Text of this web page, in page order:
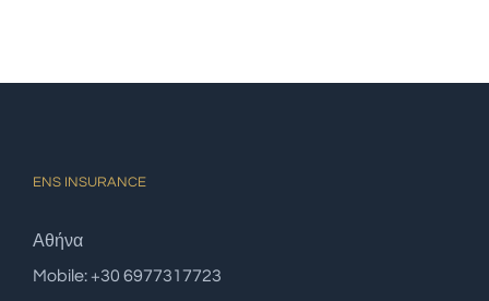
ENS INSURANCE
Αθήνα
Mobile: +30 6977317723